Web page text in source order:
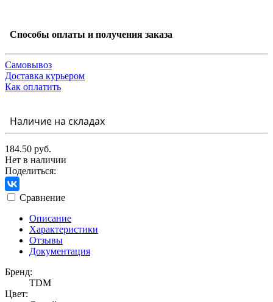
Способы оплаты и получения заказа
Самовывоз
Доставка курьером
Как оплатить
Наличие на складах
184.50 руб.
Нет в наличии
Поделиться:
Сравнение
Описание
Характеристики
Отзывы
Документация
Бренд:
TDM
Цвет: